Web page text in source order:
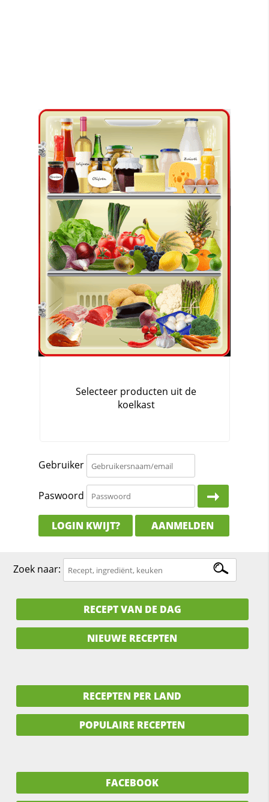
Gebruiker
Paswoord
LOGIN KWIJT? AANMELDEN
Zoek naar:
RECEPT VAN DE DAG
NIEUWE RECEPTEN
RECEPTEN PER LAND
POPULAIRE RECEPTEN
FACEBOOK